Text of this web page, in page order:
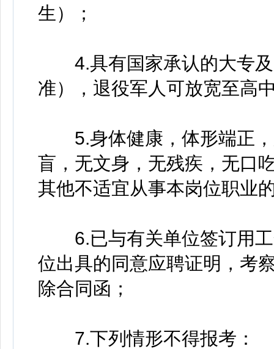
生）；
4.具有国家承认的大专及
准），退役军人可放宽至高
5.身体健康，体形端正，
盲，无文身，无残疾，无口
其他不适宜从事本岗位职业
6.已与有关单位签订用工
位出具的同意应聘证明，考
除合同函；
7.下列情形不得报考：